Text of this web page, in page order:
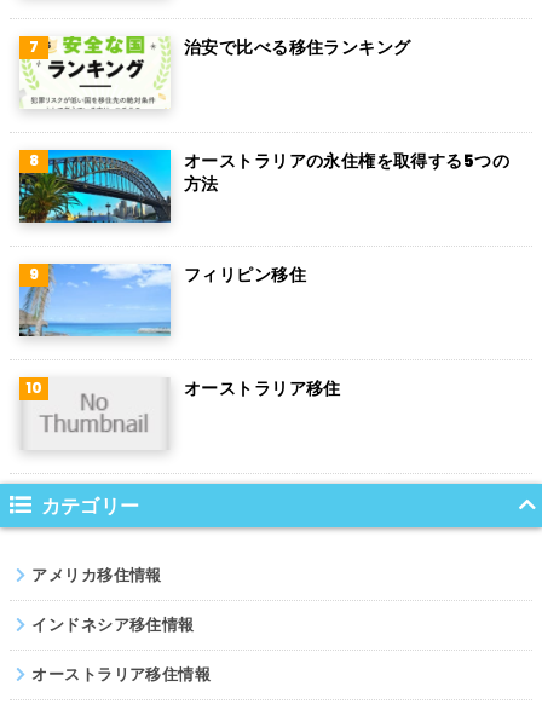
トルコ
フィンランド
チェコ
チリ
デンマーク
ハンガリー
ポーランド
南アフリカ
サウジアラビア
コロンビア
ノルウェー
ネパール
パキスタン
治安で比べる移住ランキング
オーストラリアの永住権を取得する5つの
方法
フィリピン移住
オーストラリア移住
カテゴリー
アメリカ移住情報
インドネシア移住情報
オーストラリア移住情報